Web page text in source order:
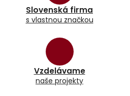
Slovenská firma
s vlastnou značkou
Vzdelávame
naše projekty